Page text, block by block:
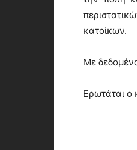
κατοίκων.
Με
Ερωτάται ο